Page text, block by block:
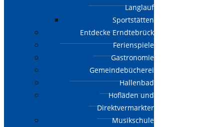
Langlauf
Sportstätten
Entdecke Erndtebrück
Ferienspiele
Gastronomie
Gemeindebücherei
Hallenbad
Hofläden und
Direktvermarkter
Musikschule